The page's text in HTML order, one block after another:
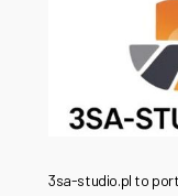
3sa-studio.pl to